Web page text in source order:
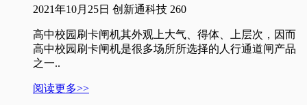
2021年10月25日 创新通科技 260
高中校园刷卡闸机其外观上大气、得体、上层次，因而
高中校园刷卡闸机是很多场所所选择的人行通道闸产品
之一..
阅读更多>>